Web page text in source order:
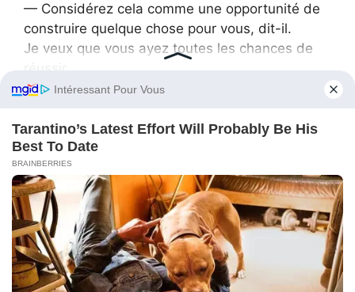
— Considérez cela comme une opportunité de
construire quelque chose pour vous, dit-il.
Je veux que vous ayez toutes les chances de
C’était bien plus que ce qu’elle avait jamais osé
espérer, et cela la poussa à questionner la
nature de ses sentiments.
Elle avait passé des semaines à observer la
vulnérabilité de Nathan, ses combats, et la
confiance qu’il plaçait en elle.
Jour après jour, leur relation avait évolué,